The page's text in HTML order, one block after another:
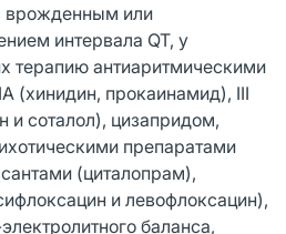
врожденным или
интервала QT, у
терапию антиаритмическими
(хинидин, прокаинамид), III
и соталол), цизапридом,
препаратами
(циталопрам),
и левофлоксацин),
баланса,